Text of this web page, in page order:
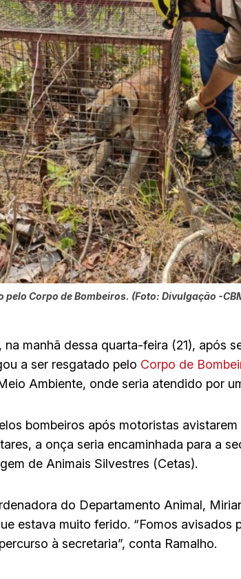
pelo Corpo de Bombeiros. (Foto: Divulgação -
na manhã dessa quarta-feira (21), após
a ser resgatado pelo Corpo de
Ambiente, onde seria atendido por
bombeiros após motoristas
a onça seria encaminhada para a
de Animais Silvestres (Cetas).
do Departamento Animal,
estava muito ferido. “Fomos avisados
à secretaria”, conta Ramalho.